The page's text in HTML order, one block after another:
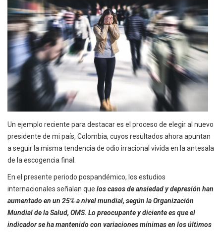
Un ejemplo reciente para destacar es el proceso de elegir al nuevo
presidente de mi país, Colombia, cuyos resultados ahora apuntan
a seguir la misma tendencia de odio irracional vivida en la antesala
de la escogencia final.
En el presente periodo pospandémico, los estudios
internacionales señalan que los casos de ansiedad y depresión han
aumentado en un 25% a nivel mundial, según la Organización
Mundial de la Salud, OMS. Lo preocupante y diciente es que el
indicador se ha mantenido con variaciones mínimas en los últimos